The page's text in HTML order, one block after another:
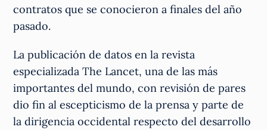
contratos que se conocieron a finales del año
pasado.
La publicación de datos en la revista
especializada The Lancet, una de las más
importantes del mundo, con revisión de pares
dio fin al escepticismo de la prensa y parte de
la dirigencia occidental respecto del desarrollo